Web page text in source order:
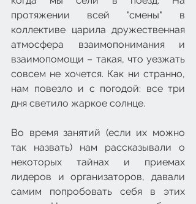
протяжении всей "смены" в
коллективе царила дружественная
атмосфера взаимопонимания и
взаимопомощи – такая, что уезжать
совсем не хочется. Как ни странно,
нам повезло и с погодой: все три
дня светило жаркое солнце.
Во время занятий (если их можно
так назвать) нам рассказывали о
некоторых тайнах и приемах
лидеров и организаторов, давали
самим попробовать себя в этих